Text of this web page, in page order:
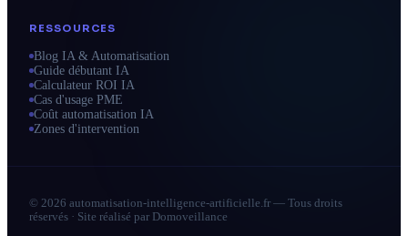
RESSOURCES
Blog IA & Automatisation
Guide débutant IA
Calculateur ROI IA
Cas d'usage PME
Coût automatisation IA
Zones d'intervention
© 2026 automatisation-intelligence-artificielle.fr — Tous droits
réservés · Site réalisé par Domoveillance